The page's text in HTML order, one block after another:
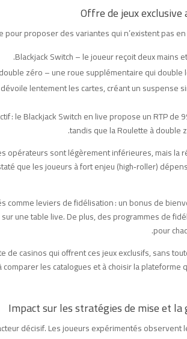
Offre de jeux
proposer des variantes qui n’existent pas en
Blackjack Switch – le joueur reçoit deux mains
zéro – une roue supplémentaire qui double
lentement les cartes, créant un suspense
: le Blackjack Switch en live propose un RTP de
tandis que la Roulette à double
opérateurs sont légèrement inférieures, mais la
que les joueurs à fort enjeu (high‑roller)
comme leviers de fidélisation : un bonus de
une table live. De plus, des programmes de
pour
de casinos qui offrent ces jeux exclusifs, sans
les catalogues et à choisir la plateforme
Impact sur les stratégies de mise et
décisif. Les joueurs expérimentés